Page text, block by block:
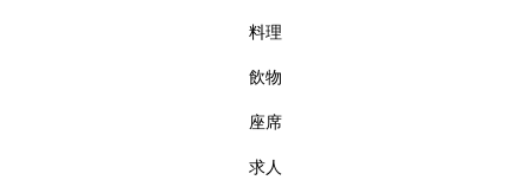
料理
飲物
座席
求人